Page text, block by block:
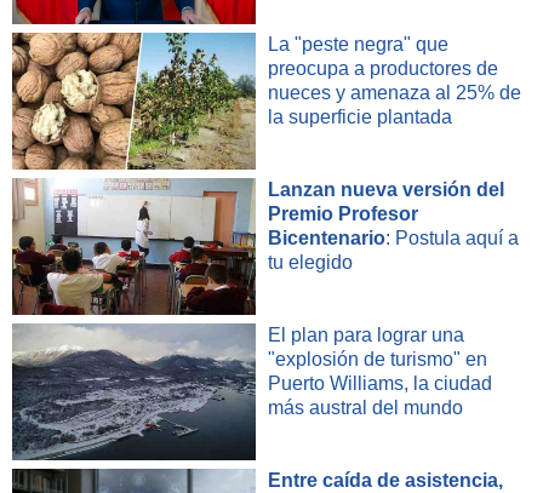
La "peste negra" que
preocupa a productores de
nueces y amenaza al 25% de
la superficie plantada
Lanzan nueva versión del
Premio Profesor
Bicentenario: Postula aquí a
tu elegido
El plan para lograr una
"explosión de turismo" en
Puerto Williams, la ciudad
más austral del mundo
Entre caída de asistencia,